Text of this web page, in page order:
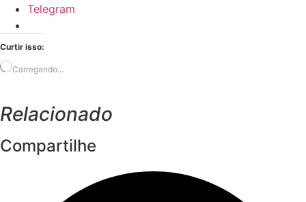
Telegram
Curtir isso:
Carregando...
Relacionado
Compartilhe